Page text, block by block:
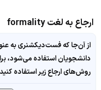
ارجاع به لغت formality
از آن‌جا که فست‌دیکشنری به
دانشجویان استفاده می‌شود،
روش‌های ارجاع زیر استفاده